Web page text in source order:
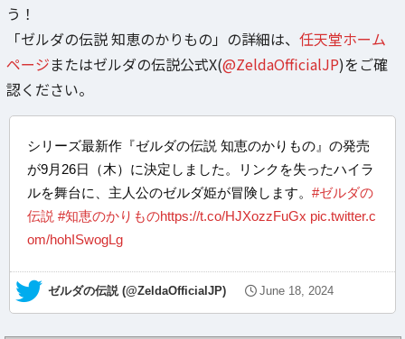
う！
「ゼルダの伝説 知恵のかりもの」の詳細は、 任天堂ホーム
ページまたはゼルダの伝説公式X(@ZeldaOfficialJP)をご確
認ください。
シリーズ最新作『ゼルダの伝説 知恵のかりもの』の発売
が9月26日（木）に決定しました。リンクを失ったハイラ
ルを舞台に、主人公のゼルダ姫が冒険します。 #ゼルダの
伝説 #知恵のかりものhttps://t.co/HJXozzFuGx pic.twitter.c
om/hohISwogLg
— ゼルダの伝説 (@ZeldaOfficialJP) June 18, 2024